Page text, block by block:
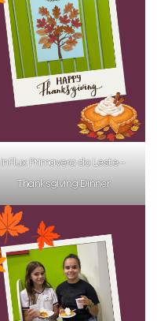
inFlux Primavera do Leste –
Thanksgiving Dinner